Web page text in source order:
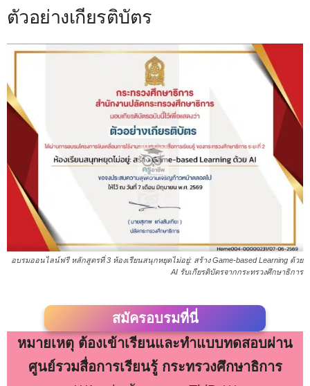
ตัวอย่างเกียรติบัตร
อบรมออนไลน์ฟรี หลักสูตรที่ 3 ห้องเรียนสนุกหยุดไม่อยู่: สร้าง Game-based Learning ด้วย
AI รับเกียรติบัตรจากกระทรวงศึกษาธิการ
สมัครอบรมที่นี่
หมายเหตุ ต้องเข้าเรียนและทำแบบทดสอบผ่าน
ศูนย์รวมสื่อการเรียนรู้ กระทรวงศึกษาธิการ